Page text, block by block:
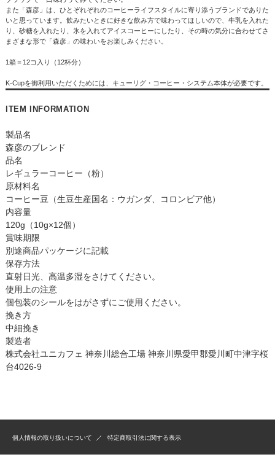
また「森彦」は、ひとぞれぞれのコーヒーライフスタイルに寄り添うブランドでありた
いと思っています。飲みたいときに好きな飲み方で味わってほしいので、牛乳を入れた
り、砂糖を入れたり、氷を入れてアイスコーヒーにしたり、その時の気分に合わせてさ
まざまな形で「森彦」の味わいをお楽しみください。
1箱＝12コ入り（12杯分）
K-Cupを御利用いただくためには、キューリグ・コーヒー・システム本体が必要です。
ITEM INFORMATION
製品名
森彦のブレンド
品名
レギュラーコーヒー（粉）
原材料名
コーヒー豆（生豆生産国名：ウガンダ、コロンビア他）
内容量
120g（10g×12個）
賞味期限
別途商品パッケージに記載
保存方法
直射日光、高温多湿をさけてください。
使用上の注意
個包装のシールをはがさずにご使用ください。
挽き方
中細挽き
製造者
株式会社ユニカフェ 神奈川総合工場 神奈川県愛甲郡愛川町中津字桜
台4026-9
個人情報の取り扱いについて 特定商取引法に関する表示